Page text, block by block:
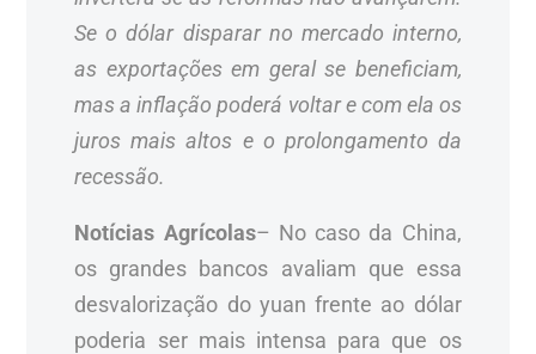
Se o dólar disparar no mercado interno,
as exportações em geral se beneficiam,
mas a inflação poderá voltar e com ela os
juros mais altos e o prolongamento da
recessão.
Notícias Agrícolas– No caso da China,
os grandes bancos avaliam que essa
desvalorização do yuan frente ao dólar
poderia ser mais intensa para que os